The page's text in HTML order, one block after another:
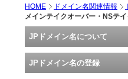
HOME ドメイン名関連情報
メインテイクオーバー・NSテ
JPドメイン名について
JPドメイン名の登録